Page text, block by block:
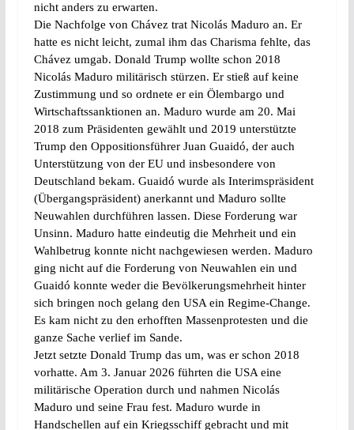
nicht anders zu erwarten.
Die Nachfolge von Chávez trat Nicolás Maduro an. Er
hatte es nicht leicht, zumal ihm das Charisma fehlte, das
Chávez umgab. Donald Trump wollte schon 2018
Nicolás Maduro militärisch stürzen. Er stieß auf keine
Zustimmung und so ordnete er ein Ölembargo und
Wirtschaftssanktionen an. Maduro wurde am 20. Mai
2018 zum Präsidenten gewählt und 2019 unterstützte
Trump den Oppositionsführer Juan Guaidó, der auch
Unterstützung von der EU und insbesondere von
Deutschland bekam. Guaidó wurde als Interimspräsident
(Übergangspräsident) anerkannt und Maduro sollte
Neuwahlen durchführen lassen. Diese Forderung war
Unsinn. Maduro hatte eindeutig die Mehrheit und ein
Wahlbetrug konnte nicht nachgewiesen werden. Maduro
ging nicht auf die Forderung von Neuwahlen ein und
Guaidó konnte weder die Bevölkerungsmehrheit hinter
sich bringen noch gelang den USA ein Regime-Change.
Es kam nicht zu den erhofften Massenprotesten und die
ganze Sache verlief im Sande.
Jetzt setzte Donald Trump das um, was er schon 2018
vorhatte. Am 3. Januar 2026 führten die USA eine
militärische Operation durch und nahmen Nicolás
Maduro und seine Frau fest. Maduro wurde in
Handschellen auf ein Kriegsschiff gebracht und mit